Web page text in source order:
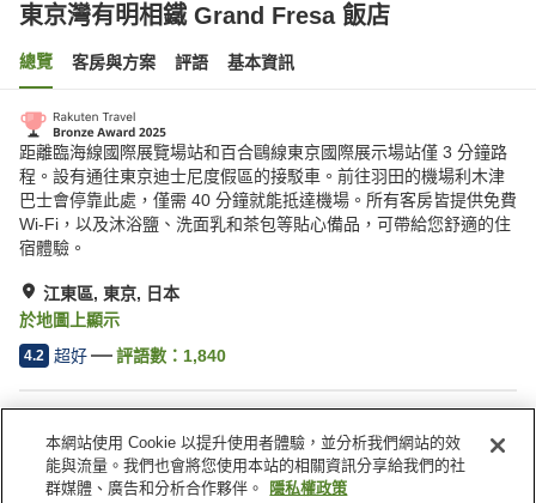
東京灣有明相鐵 Grand Fresa 飯店
總覽 客房與方案 評語 基本資訊
距離臨海線國際展覽場站和百合鷗線東京國際展示場站僅 3 分鐘路
程。設有通往東京迪士尼度假區的接駁車。前往羽田的機場利木津
巴士會停靠此處，僅需 40 分鐘就能抵達機場。所有客房皆提供免費
Wi-Fi，以及沐浴鹽、洗面乳和茶包等貼心備品，可帶給您舒適的住
宿體驗。
江東區, 東京, 日本
於地圖上顯示
4.2 超好 評語數： 1,840
停車場
餐廳
酒吧
咖啡廳
本網站使用 Cookie 以提升使用者體驗，並分析我們網站的效
能與流量。我們也會將您使用本站的相關資訊分享給我們的社
群媒體、廣告和分析合作夥伴。
隱私權政策